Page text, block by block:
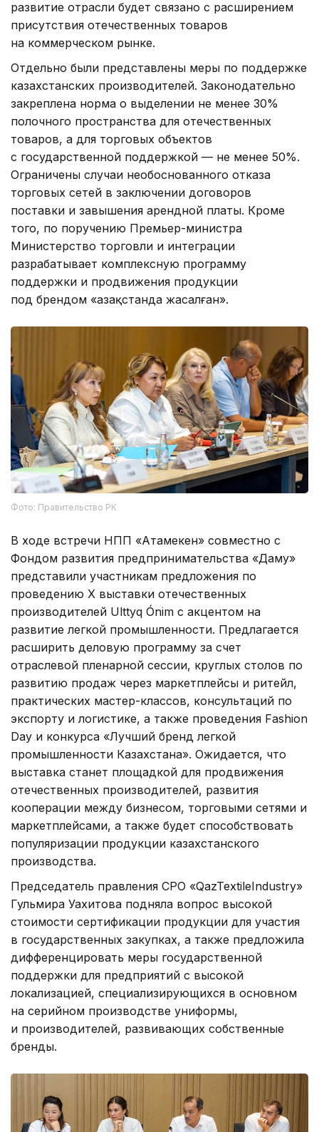
развитие отрасли будет связано с расширением
присутствия отечественных товаров
на коммерческом рынке.
Отдельно были представлены меры по поддержке
казахстанских производителей. Законодательно
закреплена норма о выделении не менее 30%
полочного пространства для отечественных
товаров, а для торговых объектов
с государственной поддержкой — не менее 50%.
Ограничены случаи необоснованного отказа
торговых сетей в заключении договоров
поставки и завышения арендной платы. Кроме
того, по поручению Премьер-министра
Министерство торговли и интеграции
разрабатывает комплексную программу
поддержки и продвижения продукции
под брендом «Қазақстанда жасалған».
Фото: Правительство РК
В ходе встречи НПП «Атамекен» совместно с
Фондом развития предпринимательства «Даму»
представили участникам предложения по
проведению X выставки отечественных
производителей Ulttyq Ónim с акцентом на
развитие легкой промышленности. Предлагается
расширить деловую программу за счет
отраслевой пленарной сессии, круглых столов по
развитию продаж через маркетплейсы и ритейл,
практических мастер-классов, консультаций по
экспорту и логистике, а также проведения Fashion
Day и конкурса «Лучший бренд легкой
промышленности Казахстана». Ожидается, что
выставка станет площадкой для продвижения
отечественных производителей, развития
кооперации между бизнесом, торговыми сетями и
маркетплейсами, а также будет способствовать
популяризации продукции казахстанского
производства.
Председатель правления СРО «QazTextileIndustry»
Гульмира Уахитова подняла вопрос высокой
стоимости сертификации продукции для участия
в государственных закупках, а также предложила
дифференцировать меры государственной
поддержки для предприятий с высокой
локализацией, специализирующихся в основном
на серийном производстве униформы,
и производителей, развивающих собственные
бренды.